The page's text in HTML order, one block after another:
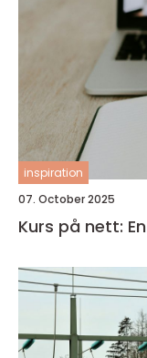
inspiration
07. October 2025
Kurs på nett: